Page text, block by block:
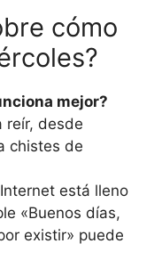
cómo
mejor?
reír, desde
chistes de
Internet está lleno
«Buenos días,
existir» puede